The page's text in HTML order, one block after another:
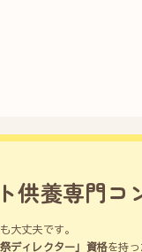
供養専門コ
大丈夫です。
祭ディレクター」資格を持